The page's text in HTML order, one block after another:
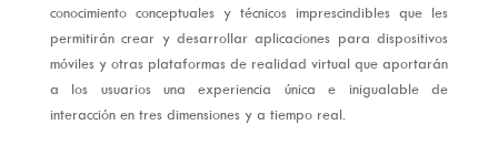
conocimiento conceptuales y técnicos imprescindibles que les
permitirán crear y desarrollar aplicaciones para dispositivos
móviles y otras plataformas de realidad virtual que aportarán
a los usuarios una experiencia única e inigualable de
interacción en tres dimensiones y a tiempo real.